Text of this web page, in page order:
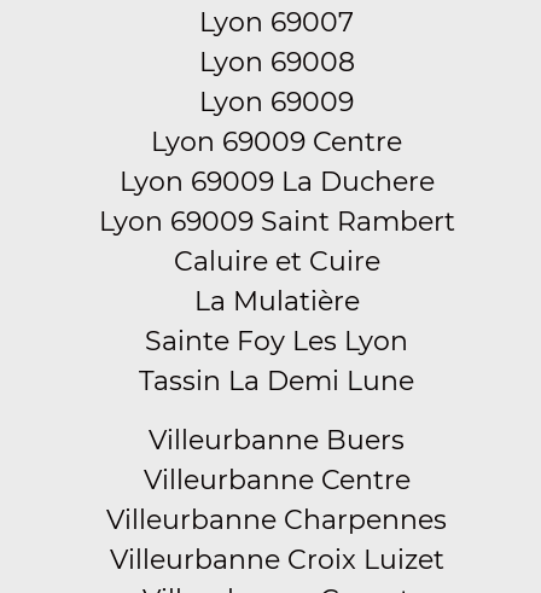
Lyon 69007
Lyon 69008
Lyon 69009
Lyon 69009 Centre
Lyon 69009 La Duchere
Lyon 69009 Saint Rambert
Caluire et Cuire
La Mulatière
Sainte Foy Les Lyon
Tassin La Demi Lune
Villeurbanne Buers
Villeurbanne Centre
Villeurbanne Charpennes
Villeurbanne Croix Luizet